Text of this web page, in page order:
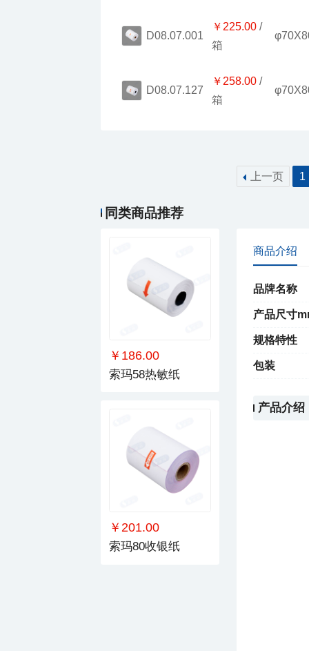
D08.07.001
￥225.00
箱
D08.07.127
￥258.00
箱
上一页 1
同类商品推荐
￥186.00
索玛58热敏纸
￥201.00
索玛80收银纸
商品介绍
品牌名称
产品尺寸
规格特性
包装
产品介绍